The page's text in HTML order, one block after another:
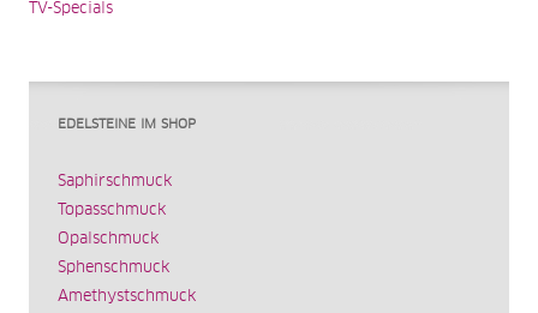
TV-Specials
EDELSTEINE IM SHOP
Saphirschmuck
Topasschmuck
Opalschmuck
Sphenschmuck
Amethystschmuck